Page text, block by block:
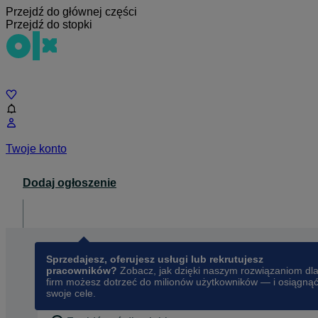
Przejdź do głównej części
Przejdź do stopki
Twoje konto
Dodaj ogłoszenie
Sprzedajesz, oferujesz usługi lub rekrutujesz
pracowników? Zobacz, jak dzięki naszym rozwiązaniom dla
firm możesz dotrzeć do milionów użytkowników — i osiągnąć
swoje cele.